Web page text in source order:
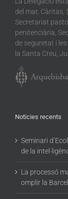
del mar, Càritas,
Secretariat
penitenciària,
de seguretat i
la Santa Creu,
Noticies recents
Seminari
de la
La processó
omplir la